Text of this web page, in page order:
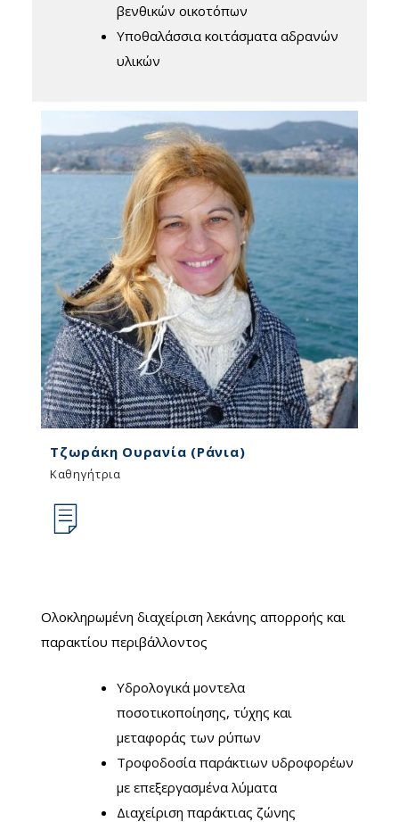
βενθικών οικοτόπων
Υποθαλάσσια κοιτάσματα αδρανών
υλικών
Τζωράκη Ουρανία (Ράνια)
Καθηγήτρια
Ολοκληρωμένη διαχείριση λεκάνης απορροής και
παρακτίου περιβάλλοντος
Υδρολογικά μοντελα
ποσοτικοποίησης, τύχης και
μεταφοράς των ρύπων
Τροφοδοσία παράκτιων υδροφορέων
με επεξεργασμένα λύματα
Διαχείριση παράκτιας ζώνης